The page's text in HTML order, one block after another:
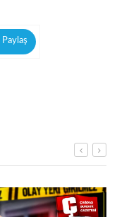
Paylaş